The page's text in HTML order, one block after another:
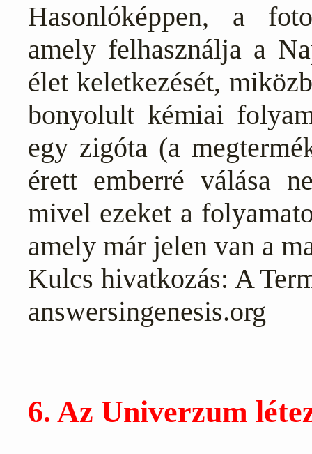
Hasonlóképpen, a
amely felhasználja a
élet keletkezését,
bonyolult kémiai
egy zigóta (a
érett emberré válása
mivel ezeket a
amely már jelen van a
Kulcs hivatkozás: A
answersingenesis.org
6. Az Univerzum